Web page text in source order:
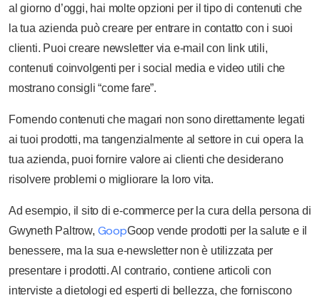
al giorno d’oggi, hai molte opzioni per il tipo di contenuti che
la tua azienda può creare per entrare in contatto con i suoi
clienti. Puoi creare newsletter via e-mail con link utili,
contenuti coinvolgenti per i social media e video utili che
mostrano consigli “come fare”.
Fornendo contenuti che magari non sono direttamente legati
ai tuoi prodotti, ma tangenzialmente al settore in cui opera la
tua azienda, puoi fornire valore ai clienti che desiderano
risolvere problemi o migliorare la loro vita.
Ad esempio, il sito di e-commerce per la cura della persona di
Gwyneth Paltrow, GoopGoop vende prodotti per la salute e il
benessere, ma la sua e-newsletter non è utilizzata per
presentare i prodotti. Al contrario, contiene articoli con
interviste a dietologi ed esperti di bellezza, che forniscono